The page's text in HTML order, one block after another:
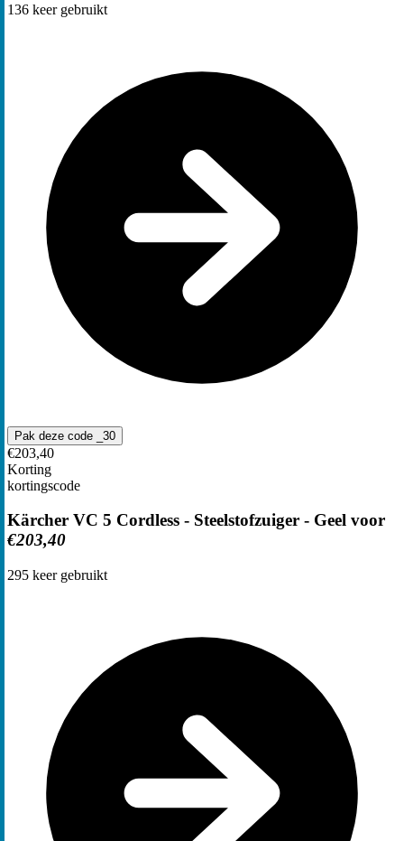
136 keer gebruikt
Pak deze code _30
€203,40
Korting
kortingscode
Kärcher VC 5 Cordless - Steelstofzuiger - Geel voor
€203,40
295 keer gebruikt